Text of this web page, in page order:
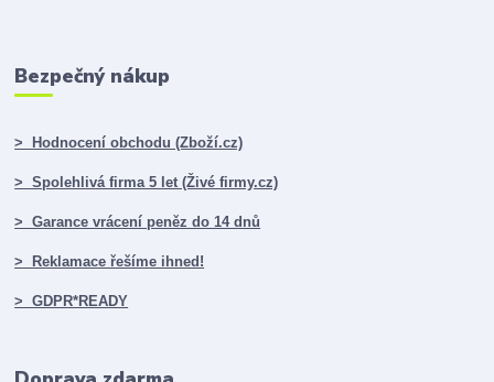
Bezpečný nákup
> Hodnocení obchodu (Zboží.cz)
> Spolehlivá firma 5 let (Živé firmy.cz)
> Garance vrácení peněz do 14 dnů
> Reklamace řešíme ihned!
> GDPR*READY